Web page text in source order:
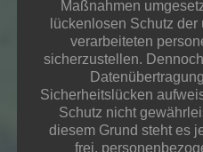
Maßnahmen
lückenlosen Schutz
verarbeiteten
sicherzustellen.
Sicherheitslücken
Schutz nicht
diesem Grund steht es
frei,